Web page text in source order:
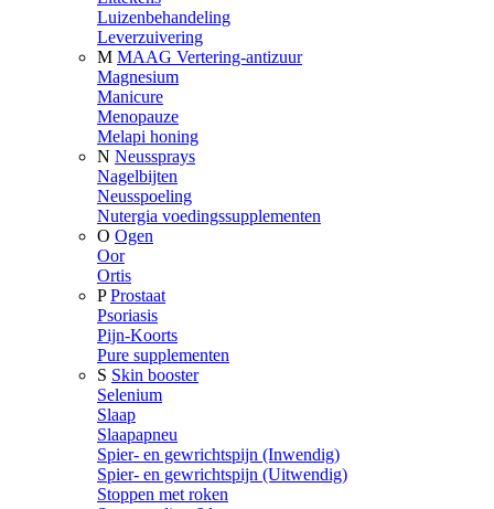
Luizenbehandeling
Leverzuivering
M MAAG Vertering-antizuur
Magnesium
Manicure
Menopauze
Melapi honing
N Neussprays
Nagelbijten
Neusspoeling
Nutergia voedingssupplementen
O Ogen
Oor
Ortis
P Prostaat
Psoriasis
Pijn-Koorts
Pure supplementen
S Skin booster
Selenium
Slaap
Slaapapneu
Spier- en gewrichtspijn (Inwendig)
Spier- en gewrichtspijn (Uitwendig)
Stoppen met roken